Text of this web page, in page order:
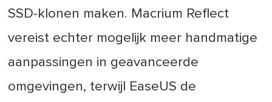
SSD-klonen maken. Macrium Reflect
vereist echter mogelijk meer handmatige
aanpassingen in geavanceerde
omgevingen, terwijl EaseUS de